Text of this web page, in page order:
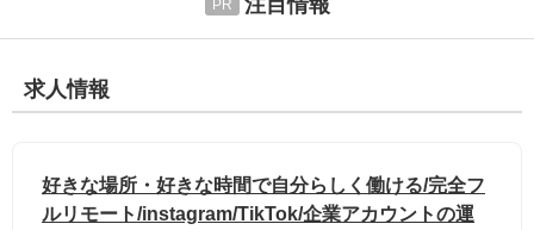
求人情報
好きな場所・好きな時間で自分らしく働ける/完全フ
ルリモート/instagram/TikTok/企業アカウントの運